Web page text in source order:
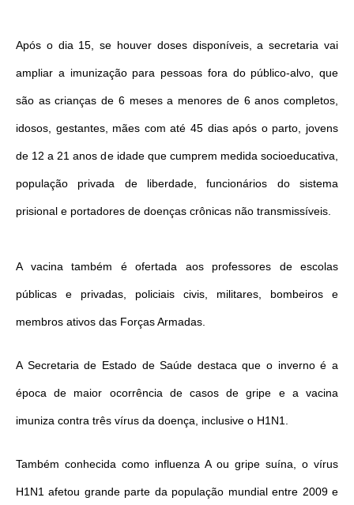
Após o dia 15, se houver doses disponíveis, a secretaria vai
ampliar a imunização para pessoas fora do público-alvo, que
são as crianças de 6 meses a menores de 6 anos completos,
idosos, gestantes, mães com até 45 dias após o parto, jovens
de 12 a 21 anos de idade que cumprem medida socioeducativa,
população privada de liberdade, funcionários do sistema
prisional e portadores de doenças crônicas não transmissíveis.
A vacina também é ofertada aos professores de escolas
públicas e privadas, policiais civis, militares, bombeiros e
membros ativos das Forças Armadas.
A Secretaria de Estado de Saúde destaca que o inverno é a
época de maior ocorrência de casos de gripe e a vacina
imuniza contra três vírus da doença, inclusive o H1N1.
Também conhecida como influenza A ou gripe suína, o vírus
H1N1 afetou grande parte da população mundial entre 2009 e